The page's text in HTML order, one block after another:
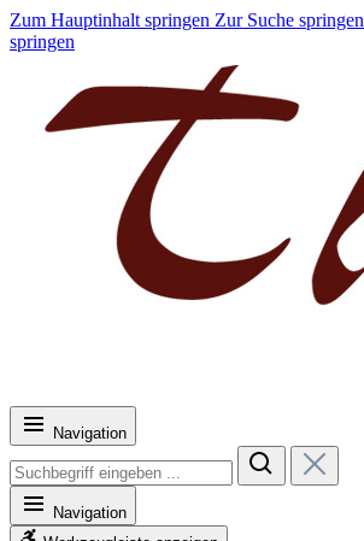
Zum Hauptinhalt springen Zur Suche springen
springen
Navigation
Navigation